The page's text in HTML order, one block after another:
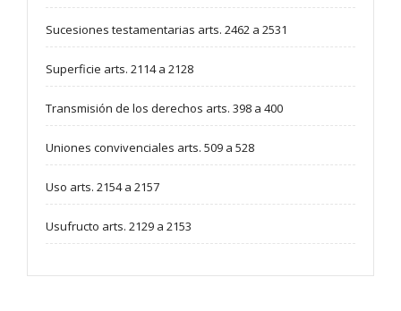
Sucesiones testamentarias arts. 2462 a 2531
Superficie arts. 2114 a 2128
Transmisión de los derechos arts. 398 a 400
Uniones convivenciales arts. 509 a 528
Uso arts. 2154 a 2157
Usufructo arts. 2129 a 2153